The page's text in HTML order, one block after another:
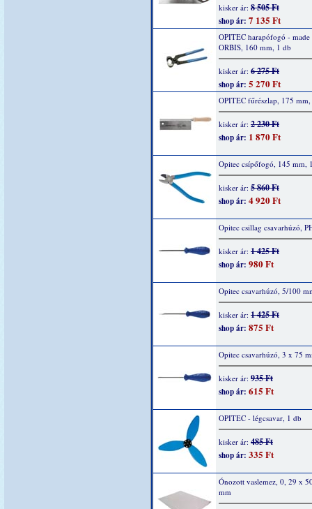
kisker ár: 8 505 Ft
shop ár: 7 135 Ft
OPITEC harapófogó -
ORBIS, 160 mm, 1 db
kisker ár: 6 275 Ft
shop ár: 5 270 Ft
OPITEC fűrészlap, 175
kisker ár: 2 230 Ft
shop ár: 1 870 Ft
Opitec csípőfogó, 145 mm,
kisker ár: 5 860 Ft
shop ár: 4 920 Ft
Opitec csillag csavarhúzó,
kisker ár: 1 425 Ft
shop ár: 980 Ft
Opitec csavarhúzó, 5/100
kisker ár: 1 425 Ft
shop ár: 875 Ft
Opitec csavarhúzó, 3 x 75
kisker ár: 935 Ft
shop ár: 615 Ft
OPITEC - légcsavar, 1 db
kisker ár: 485 Ft
shop ár: 335 Ft
Ónozott vaslemez, 0, 29 x
mm